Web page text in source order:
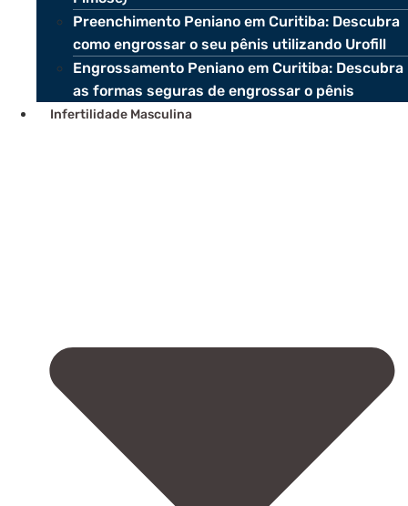
Preenchimento Peniano em Curitiba: Descubra
como engrossar o seu pênis utilizando Urofill
Engrossamento Peniano em Curitiba: Descubra
as formas seguras de engrossar o pênis
Infertilidade Masculina